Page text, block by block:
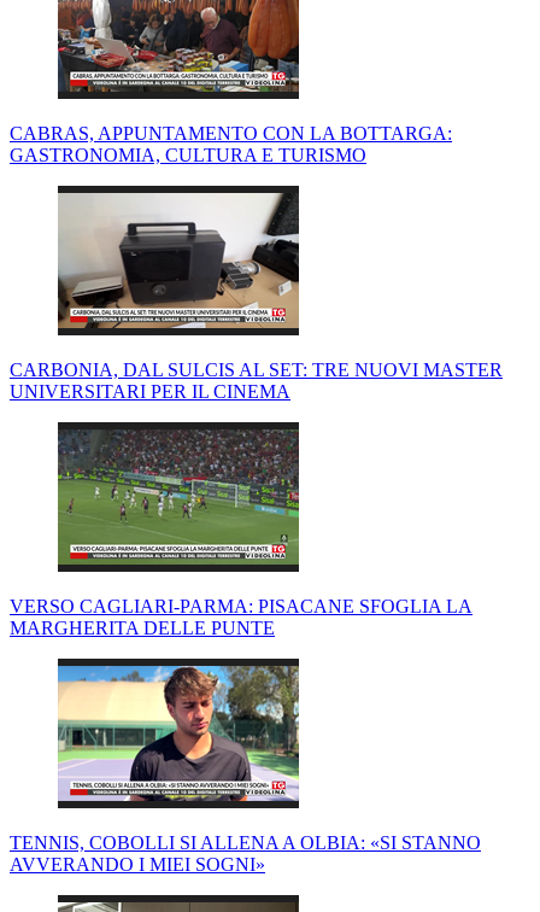
CABRAS, APPUNTAMENTO CON LA BOTTARGA:
GASTRONOMIA, CULTURA E TURISMO
CARBONIA, DAL SULCIS AL SET: TRE NUOVI MASTER
UNIVERSITARI PER IL CINEMA
VERSO CAGLIARI-PARMA: PISACANE SFOGLIA LA
MARGHERITA DELLE PUNTE
TENNIS, COBOLLI SI ALLENA A OLBIA: «SI STANNO
AVVERANDO I MIEI SOGNI»